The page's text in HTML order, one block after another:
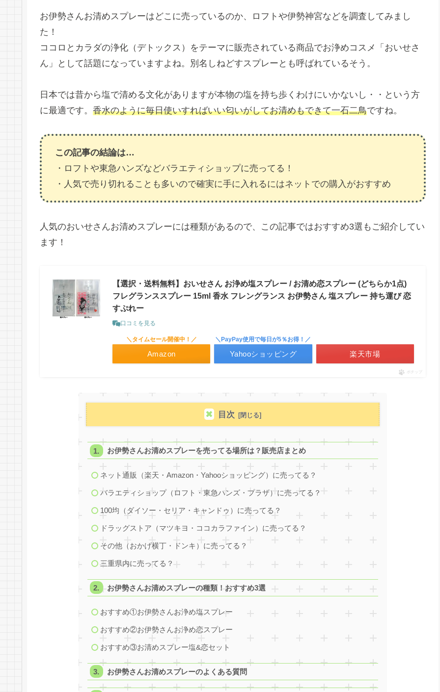
お伊勢さんお清めスプレーはどこに売っているのか、ロフトや伊勢神宮などを調査してみまし
た！
ココロとカラダの浄化（デトックス）をテーマに販売されている商品でお浄めコスメ「おいせさ
ん」として話題になっていますよね。別名しねどすスプレーとも呼ばれているそう。
日本では昔から塩で清める文化がありますが本物の塩を持ち歩くわけにいかないし・・という方
に最適です。 香水のように毎日使いすればいい匂いがしてお清めもできて一石二鳥ですね。
この記事の結論は…
・ロフトや東急ハンズなどバラエティショップに売ってる！
・人気で売り切れることも多いので確実に手に入れるにはネットでの購入がおすすめ
人気のおいせさんお清めスプレーには種類があるので、この記事ではおすすめ3選もご紹介してい
ます！
【選択・送料無料】おいせさん お浄め塩スプレー / お清め恋スプレー (どちらか1点)
フレグランススプレー 15ml 香水 フレングランス お伊勢さん 塩スプレー 持ち運び 恋
すぷれー
口コミを見る
＼タイムセール開催中！／
Amazon 楽天市場
＼PayPay使用で毎日が5％お得！／
Yahooショッピング
ポチップ
目次
お伊勢さんお清めスプレーを売ってる場所は？販売店まとめ
ネット通販（楽天・Amazon・Yahooショッピング）に売ってる？
バラエティショップ（ロフト・東急ハンズ・プラザ）に売ってる？
100均（ダイソー・セリア・キャンドゥ）に売ってる？
ドラッグストア（マツキヨ・ココカラファイン）に売ってる？
その他（おかげ横丁・ドンキ）に売ってる？
三重県内に売ってる？
お伊勢さんお清めスプレーの種類！おすすめ3選
おすすめ①お伊勢さんお浄め塩スプレー
おすすめ②お伊勢さんお浄め恋スプレー
おすすめ③お清めスプレー塩&恋セット
お伊勢さんお清めスプレーのよくある質問